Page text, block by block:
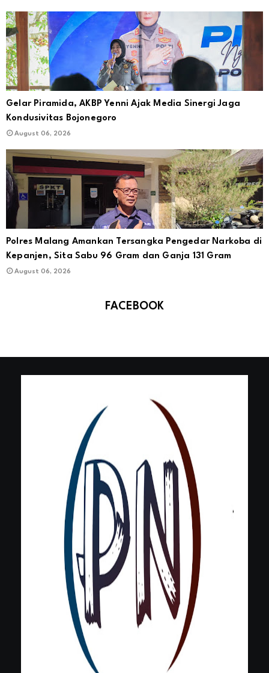
Gelar Piramida, AKBP Yenni Ajak Media Sinergi Jaga
Kondusivitas Bojonegoro
August 06, 2026
Polres Malang Amankan Tersangka Pengedar Narkoba di
Kepanjen, Sita Sabu 96 Gram dan Ganja 131 Gram
August 06, 2026
FACEBOOK